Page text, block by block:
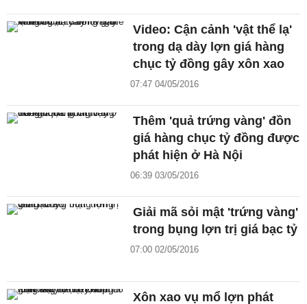
Video: Cận cảnh 'vật thể lạ'
trong dạ dày lợn giá hàng
chục tỷ đồng gây xôn xao
07:47 04/05/2016
Thêm 'quả trứng vàng' đồn
giá hàng chục tỷ đồng được
phát hiện ở Hà Nội
06:39 03/05/2016
Giải mã sỏi mật 'trứng vàng'
trong bụng lợn trị giá bạc tỷ
07:00 02/05/2016
Xôn xao vụ mổ lợn phát